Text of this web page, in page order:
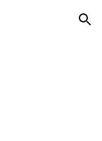
Skip to navigation